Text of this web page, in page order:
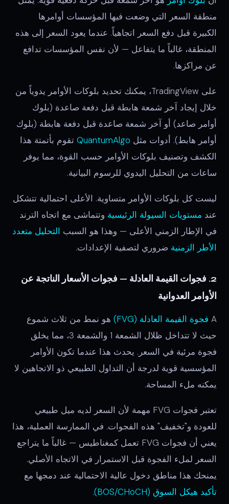
منطقة السعر التي وضعت فيها المؤسسات أوامرها
الكبيرة قبل دفع السعر اتجاهياً. عندما يعود السعر إلى هذه
المنطقة، غالباً ما يتفاعل — لأن نفس المؤسسات تدافع
عن مراكزها.
على TradingView، يمكنك تحديد بلوكات الأوامر يدوياً من
خلال إيجاد آخر شمعة هابطة قبل دفعة صاعدة (بلوك
أوامر صاعد) أو آخر شمعة صاعدة قبل دفعة هابطة (بلوك
أوامر هابط). أدوات مثل QuantumAlgo تقوم بأتمتة هذا
الكشف وتصنيف بلوكات الأوامر حسب القوة، مما يوفر
ساعات من التحليل اليدوي للرسوم البيانية.
ليست كل بلوكات الأوامر متساوية. الأعلى احتمالية تتشكل
عند مستويات السيولة الرئيسية وتتماشى مع اتجاه الترند
في الإطار الزمني الأعلى — وهذا هو السبب التحليل متعدد
الأطر الزمنية ضروري لتصفية الإعدادات.
2. فجوات القيمة العادلة — فجوات الأسعار الناتجة عن
الأوامر العدوانية
A فجوة القيمة العادلة (FVG)
هو نمط من ثلاث شموع
حيث لا تتداخل ظلال الشمعة 1 والشمعة 3، مما يخلق
فجوة مرئية في السعر. يحدث هذا عندما تكون الأوامر
المؤسسية قوية لدرجة أن التداول الطبيعي ذو الاتجاهين لا
يمكنه ملء المساحة.
تعتبر فجوات FVG مهمة لأن السعر لديه ميل طبيعي
للعودة و"تخفيف" هذه الفجوات. في الممارسة العملية، هذا
يعني أن فجوات FVG تعمل كمغناطيس — غالباً ما يتراجع
السعر لملء الفجوة قبل الاستمرار في الاتجاه الأصلي.
يمنحك هذا مناطق دخول عالية الاحتمالية عند دمجها مع
تأكيد هيكل السوق (BOS/CHoCH)
.